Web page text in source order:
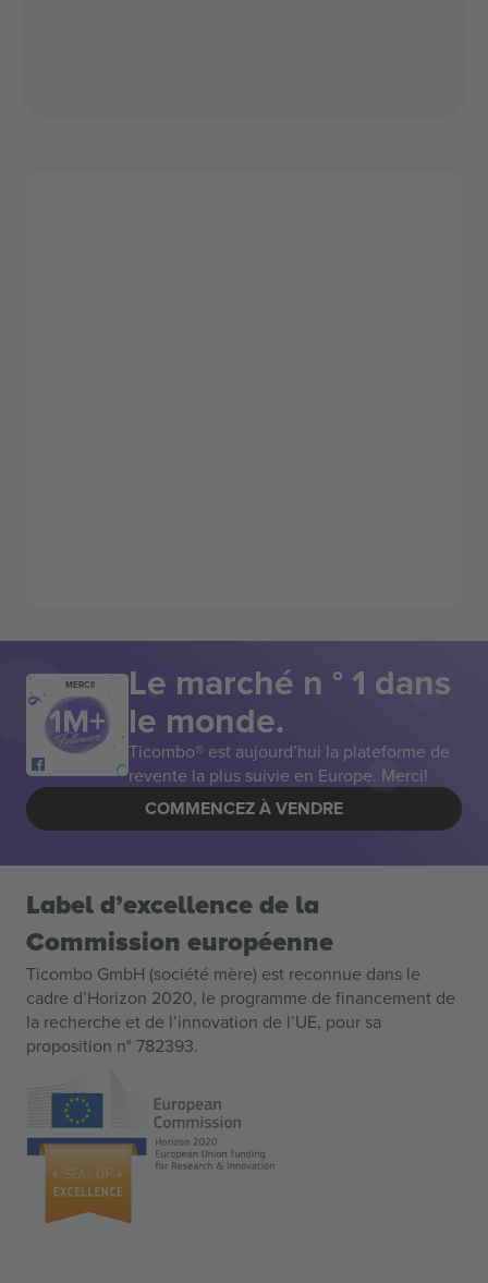
MERCI! Le marché n ° 1 dans
le monde.
Ticombo® est aujourd’hui la plateforme de
revente la plus suivie en Europe. Merci!
COMMENCEZ À VENDRE
Label d’excellence de la
Commission européenne
Ticombo GmbH (société mère) est reconnue dans le
cadre d’Horizon 2020, le programme de financement de
la recherche et de l’innovation de l’UE, pour sa
proposition n° 782393.